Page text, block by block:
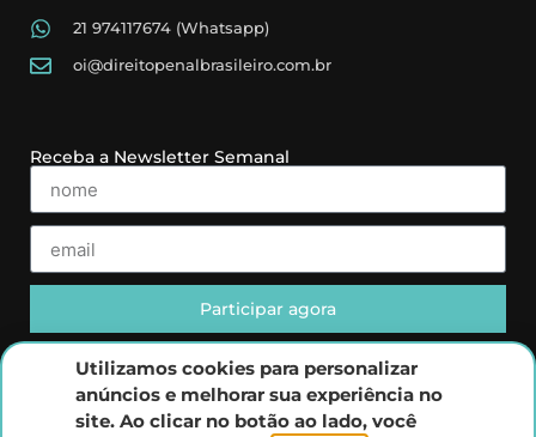
21 974117674 (Whatsapp)
oi@direitopenalbrasileiro.com.br
Receba a Newsletter Semanal
Participar agora
Instituto de Direito Penal Brasileiro 2022 © Todos os Direitos
Utilizamos cookies para personalizar
anúncios e melhorar sua experiência no
site. Ao clicar no botão ao lado, você